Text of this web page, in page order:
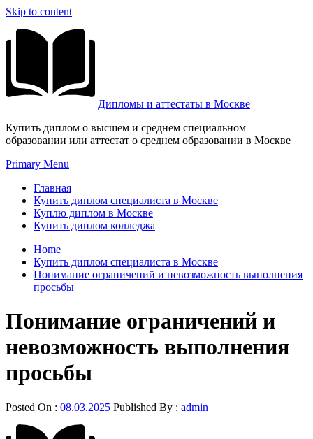
Skip to content
Дипломы и аттестаты в Москве
Купить диплом о высшем и среднем специальном
образовании или аттестат о среднем образовании в Москве
Primary Menu
Главная
Купить диплом специалиста в Москве
Куплю диплом в Москве
Купить диплом колледжа
Home
Купить диплом специалиста в Москве
Понимание ограничений и невозможность выполнения
просьбы
Понимание ограничений и
невозможность выполнения
просьбы
Posted On : 08.03.2025 Published By : admin